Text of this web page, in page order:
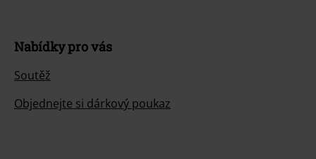
Nabídky pro vás
Soutěž
Objednejte si dárkový poukaz